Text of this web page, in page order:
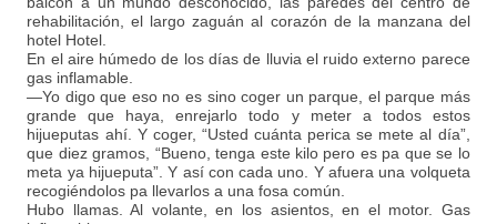
rehabilitación, el largo zaguán al corazón de la manzana del
hotel Hotel.
En el aire húmedo de los días de lluvia el ruido externo parece
gas inflamable.
—Yo digo que eso no es sino coger un parque, el parque más
grande que haya, enrejarlo todo y meter a todos estos
hijueputas ahí. Y coger, “Usted cuánta perica se mete al día”,
que diez gramos, “Bueno, tenga este kilo pero es pa que se lo
meta ya hijueputa”. Y así con cada uno. Y afuera una volqueta
recogiéndolos pa llevarlos a una fosa común.
Hubo llamas. Al volante, en los asientos, en el motor. Gas